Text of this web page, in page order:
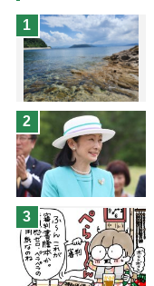
猫が母になつきま
息子の遠距離介護
兄がボケました
予防法
1
2
3